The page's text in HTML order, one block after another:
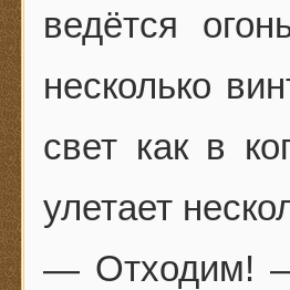
ведётся
несколько
свет как в
улетает
— Отходим!